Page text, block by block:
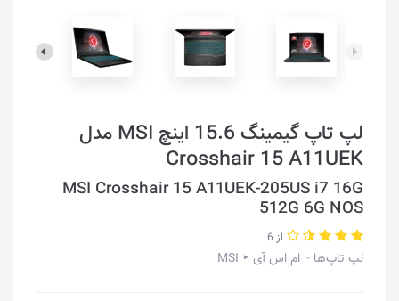
لپ تاپ گیمینگ 15.6 اینچ MSI مدل
Crosshair 15 A11UEK
MSI Crosshair 15 A11UEK-205US i7 16G
512G 6G NOS
از 6
لپ تاپ‌ها ام اس آی ‣ MSI